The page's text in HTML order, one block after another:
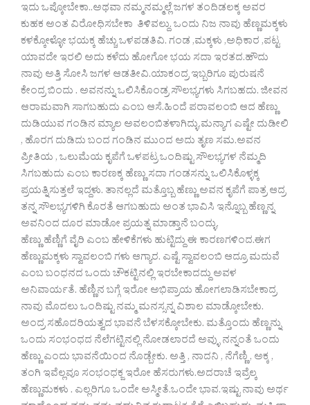
ಇದು ಒಪ್ಕೋಬೇಕಾ..ಅಥವಾ ನಮ್ಮನಮ್ಮಲ್ಲೆ ಜಗಳ ತಂದಿಡಲಕ್ಕ ಅವರ
ಕುಹಕ ಅಂತ ವಿರೋಧಿಸಬೇಕಾ ತಿಳಿವಲ್ದು. ಒಂದು ನಿಜ ನಾವು ಹೆಣ್ಣಮಕ್ಕಳು
ಕಳಕ್ಕೋಳ್ಳೋ ಭಯಕ್ಕ ಹೆಚ್ಚು ಒಳಪಡತಿವಿ. ಗಂಡ ,ಮಕ್ಕಳು ,ಅಧಿಕಾರ ,ಪಟ್ಟ
ಯಾವದೇ ಇರಲಿ ಅದು ಕಳೆದು ಹೋಗೋ ಭಯ ಸದಾ ಇರತದ.ಹೌದು
ನಾವು ಅತ್ತಿ ಸೋಸಿ ಜಗಳ ಆಡತೀವಿ.ಯಾಕಂದ್ರ ಇಬ್ಬರಿಗೂ ಪುರುಷನೆ
ಕೇಂದ್ರ ಬಿಂದು . ಅವನನ್ನು ಒಲಿಸಿಕೊಂಡ್ರ ಸೌಲಭ್ಯಗಳು ಸಿಗಬಹದು. ಜೀವನ
ಆರಾಮವಾಗಿ ಸಾಗಬಹುದು ಎಂಬ ಆಸೆ.ಹಿಂದೆ ಪರಾವಲಂಬಿ ಆದ ಹೆಣ್ಣು
ದುಡಿಯುವ ಗಂಡಿನ ಮ್ಯಾಲ ಅವಲಂಬಿತಳಾಗಿದ್ಳು.ಮನ್ಯಾಗ ಎಷ್ಟೇ ದುಡೀಲಿ
, ಹೊರಗ ದುಡಿದು ಬಂದ ಗಂಡಿನ ಮುಂದ ಅದು ತೃಣ ಸಮ.ಅವನ
ಪ್ರೀತಿಯ , ಒಲುಮೆಯ ಕೃಪೆಗೆ ಒಳಪಟ್ರ ಒಂದಿಷ್ಟು ಸೌಲಭ್ಯಗಳ ನೆಮ್ಮದಿ
ಸಿಗಬಹುದು ಎಂಬ ಕಾರಣಕ್ಕ ಹೆಣ್ಣು ಸದಾ ಗಂಡಸನ್ನು ಒಲಿಸಿಕೊಳ್ಳಕ್ಕ
ಪ್ರಯತ್ನಿಸುತ್ತಲೆ ಇದ್ದಳು. ತಾನಲ್ಲದೆ ಮತ್ತೊಬ್ಬ ಹೆಣ್ಣು ಅವನ ಕೃಪೆಗೆ ಪಾತ್ರ ಆದ್ರ
ತನ್ನ ಸೌಲಭ್ಯಗಳಿಗಿ ಕೊರತೆ ಆಗಬಹುದು ಅಂತ ಭಾವಿಸಿ ಇನ್ನೊಬ್ಬ ಹೆಣ್ಣನ್ನ
ಅವನಿಂದ ದೂರ ಮಾಡೋ ಪ್ರಯತ್ನ ಮಾಡ್ತಾನೆ ಬಂದ್ಳು.
ಹೆಣ್ಣು ಹೆಣ್ಣಿಗೆ ವೈರಿ ಎಂಬ ಹೇಳಿಕೆಗಳು ಹುಟ್ಟಿದ್ದು ಈ ಕಾರಣಗಳಿಂದ.ಈಗ
ಹೆಣ್ಣುಮಕ್ಕಳು ಸ್ವಾವಲಂಬಿ ಗಳು ಆಗ್ಯಾರ. ಎಷ್ಟೆ ಸ್ವಾವಲಂಬಿ ಆದ್ರೂ ಮದುವೆ
ಎಂಬ ಬಂಧನದ ಒಂದು ಚೌಕಟ್ಟಿನಲ್ಲಿ ಇರಬೇಕಾದದ್ದು ಅವಳ
ಅನಿವಾರ್ಯತೆ. ಹೆಣ್ಣಿನ ಬಗ್ಗೆ ಇರೋ ಅಭಿಪ್ರಾಯ ಹೋಗಲಾಡಿಸಬೇಕಾದ್ರ
ನಾವು ಮೊದಲು ಒಂದಿಷ್ಟು ನಮ್ಮ ಮನಸ್ಸನ್ನ ವಿಶಾಲ ಮಾಡ್ಕೋಬೇಕು.
ಅಂದ್ರ ಸಹೊದರಿಯತ್ವದ ಭಾವನೆ ಬೆಳಸಕ್ಕೋಬೇಕು. ಮತ್ತೊಂದು ಹೆಣ್ಣನ್ನು
ಒಂದು ಸಂಭಂಧದ ನೆಲೆಗಟ್ಟಿನಲ್ಲಿ ನೋಡಲಾರದೆ ಅವ್ಳು ನನ್ನಂತೆ ಒಂದು
ಹೆಣ್ಣು ಎಂದು ಭಾವನೆಯಿಂದ ನೊಡ್ಬೇಕು. ಅತ್ತಿ , ನಾದನಿ , ನೆಗೆಣ್ಣಿ , ಅಕ್ಕ ,
ತಂಗಿ ಇವೆಲ್ಲವೂ ಸಂಭಂಧಕ್ಜ ಇರೋ ಹೆಸರುಗಳು.ಅದರಾಚೆ ಇವ್ರೆಲ್ಕ
ಹೆಣ್ಣುಮಕಳು . ಎಲ್ಲರಿಗೂ ಒಂದೇ ಅಸ್ಮೀತೆ.ಒಂದೇ ಭಾವ.ಇಷ್ಟು ನಾವು ಅರ್ಥ